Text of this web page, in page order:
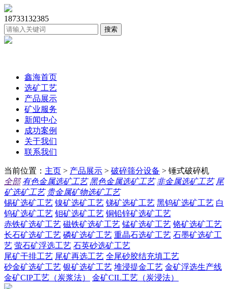
18733132385
鑫海首页
选矿工艺
产品展示
矿业服务
新闻中心
成功案例
关于我们
联系我们
当前位置： 主页 > 产品展示 > 破碎筛分设备 > 锤式破碎机
全部 有色金属选矿工艺 黑色金属选矿工艺 非金属选矿工艺 尾
矿选矿工艺 贵金属矿物选矿工艺
锡矿选矿工艺 镍矿选矿工艺 锑矿选矿工艺 黑钨矿选矿工艺 白
钨矿选矿工艺 钼矿选矿工艺 铜铅锌矿选矿工艺
赤铁矿选矿工艺 磁铁矿选矿工艺 锰矿选矿工艺 铬矿选矿工艺
长石矿选矿工艺 磷矿选矿工艺 重晶石选矿工艺 石墨矿选矿工
艺 萤石矿浮选工艺 石英砂选矿工艺
尾矿干排工艺 尾矿再选工艺 全尾砂胶结充填工艺
砂金矿选矿工艺 银矿选矿工艺 堆浸提金工艺 金矿浮选生产线
金矿CIP工艺（炭浆法）
金矿CIL工艺（炭浸法）